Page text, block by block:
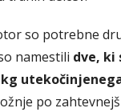
so potrebne
namestili dve, ki
po